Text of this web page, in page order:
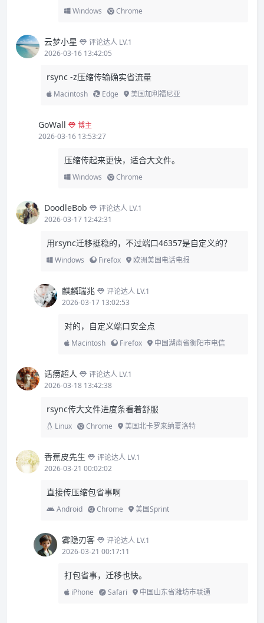
Windows Chrome
云梦小星
评论达人 LV.1
2026-03-16 13:42:05
rsync -z压缩传输确实省流量
Macintosh Edge 美国加利福尼亚
GoWall
博主
2026-03-16 13:53:27
压缩传起来更快，适合大文件。
Windows Chrome
DoodleBob
评论达人 LV.1
2026-03-17 12:42:31
用rsync迁移挺稳的，不过端口46357是自定义的？
Windows Firefox 欧洲美国电话电报
麒麟瑞兆
评论达人 LV.1
2026-03-17 13:02:53
对的，自定义端口安全点
Macintosh Firefox 中国湖南省衡阳市电信
话痨超人
评论达人 LV.1
2026-03-18 13:42:38
rsync传大文件进度条看着舒服
Linux Chrome 美国北卡罗来纳夏洛特
香蕉皮先生
评论达人 LV.1
2026-03-21 00:02:02
直接传压缩包省事啊
Android Chrome 美国Sprint
雾隐刃客
评论达人 LV.1
2026-03-21 00:17:11
打包省事，迁移也快。
iPhone Safari 中国山东省潍坊市联通